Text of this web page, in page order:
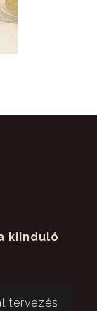
kiinduló